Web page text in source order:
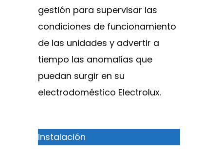
gestión para supervisar las
condiciones de funcionamiento
de las unidades y advertir a
tiempo las anomalías que
puedan surgir en su
electrodoméstico Electrolux.
Instalación